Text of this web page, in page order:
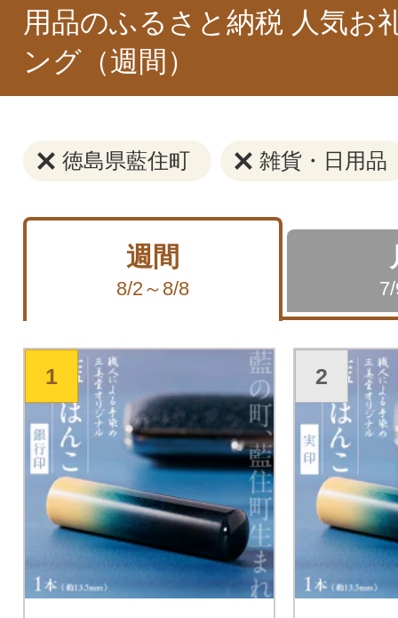
用品のふるさと納税 人気お
ング（週間）
徳島県藍住町 雑貨・日用品
週間
8/2～8/8
1 2